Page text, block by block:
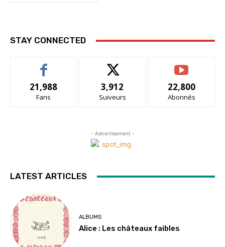
STAY CONNECTED
21,988
Fans
3,912
Suiveurs
22,800
Abonnés
- Advertisement -
LATEST ARTICLES
ALBUMS
Alice : Les châteaux faibles